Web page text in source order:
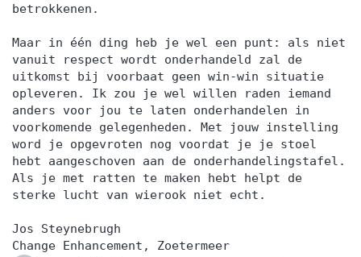
betrokkenen.
Maar in één ding heb je wel een punt: als niet
vanuit respect wordt onderhandeld zal de
uitkomst bij voorbaat geen win-win situatie
opleveren. Ik zou je wel willen raden iemand
anders voor jou te laten onderhandelen in
voorkomende gelegenheden. Met jouw instelling
word je opgevroten nog voordat je je stoel
hebt aangeschoven aan de onderhandelingstafel.
Als je met ratten te maken hebt helpt de
sterke lucht van wierook niet echt.
Jos Steynebrugh
Change Enhancement, Zoetermeer